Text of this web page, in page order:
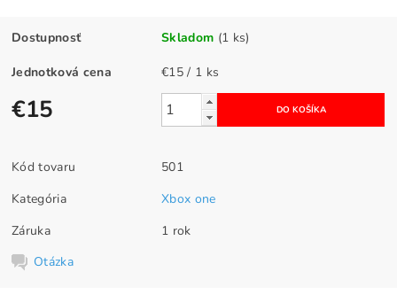
Dostupnosť Skladom (1 ks)
Jednotková cena €15 / 1 ks
€15
Kód tovaru
501
Kategória
Xbox one
Záruka
1 rok
Otázka